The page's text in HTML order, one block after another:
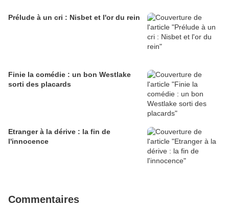
Prélude à un cri : Nisbet et l'or du rein
Finie la comédie : un bon Westlake
sorti des placards
Etranger à la dérive : la fin de
l'innocence
Commentaires